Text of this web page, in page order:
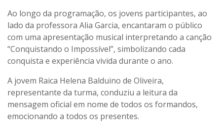
Ao longo da programação, os jovens participantes, ao
lado da professora Alia Garcia, encantaram o público
com uma apresentação musical interpretando a canção
“Conquistando o Impossível”, simbolizando cada
conquista e experiência vivida durante o ano.
A jovem Raica Helena Balduino de Oliveira,
representante da turma, conduziu a leitura da
mensagem oficial em nome de todos os formandos,
emocionando a todos os presentes.